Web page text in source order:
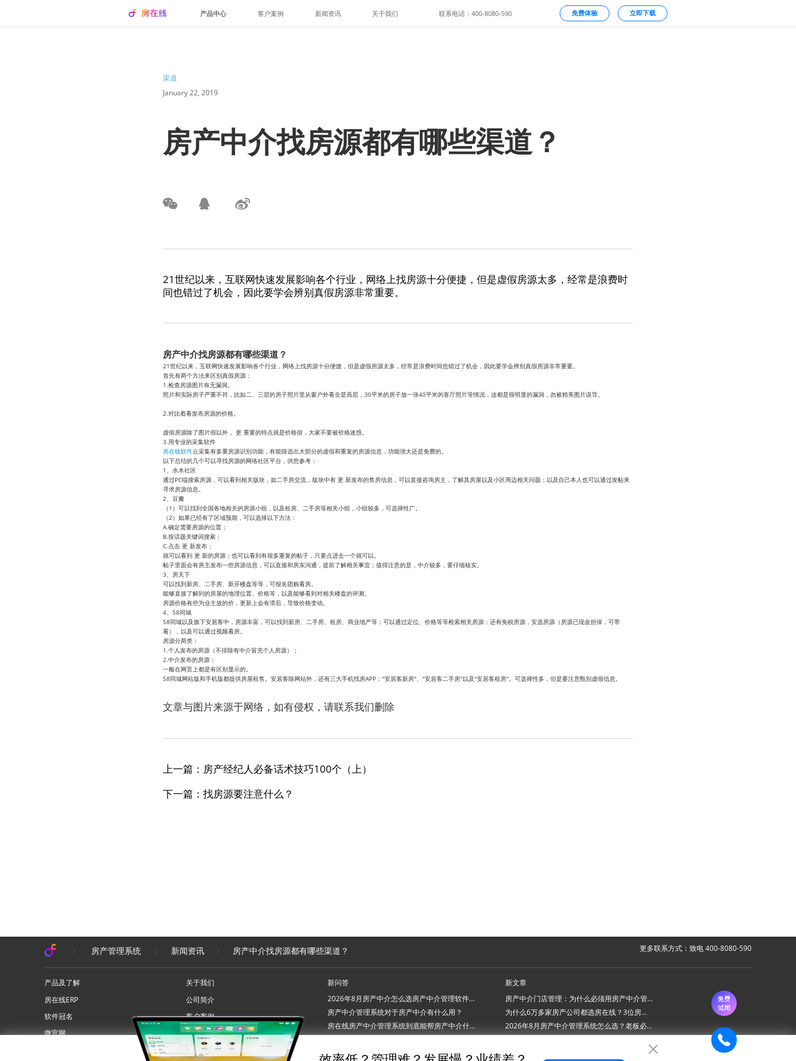
产品中心 客户案例 新闻资讯 关于我们 联系电话：400-8080-590 免费体验 立即下载
渠道
January 22, 2019
房产中介找房源都有哪些渠道？
21世纪以来，互联网快速发展影响各个行业，网络上找房源十分便捷，但是虚假房源太多，经常是浪费时
间也错过了机会，因此要学会辨别真假房源非常重要。
房产中介找房源都有哪些渠道？
21世纪以来，互联网快速发展影响各个行业，网络上找房源十分便捷，但是虚假房源太多，经常是浪费时间也错过了机会，因此要学会辨别真假房源非常重要。
首先有两个方法来区别真假房源：
1.检查房源图片有无漏洞。
照片和实际房子严重不符，比如二、三层的房子照片里从窗户外看全是高层，30平米的房子放一张40平米的客厅照片等情况，这都是很明显的漏洞，勿被精美图片误导。
2.对比着看发布房源的价格。
虚假房源除了图片假以外， 更 重要的特点就是价格假，大家不要被价格迷惑。
3.用专业的采集软件
房在线软件云采集有多重房源识别功能，有能筛选出大部分的虚假和重复的房源信息，功能强大还是免费的。
以下总结的几个可以寻找房源的网络社区平台，供您参考：
1、水木社区
通过PC端搜索房源，可以看到相关版块，如二手房交流，版块中有 更 新发布的售房信息，可以直接咨询房主，了解其房屋以及小区周边相关问题；以及自己本人也可以通过发帖来
寻求房源信息。
2、豆瓣
（1）可以找到全国各地相关的房源小组，以及租房、二手房等相关小组，小组较多，可选择性广。
（2）如果已经有了区域预期，可以选择以下方法：
A.确定需要房源的位置；
B.按话题关键词搜索；
C.点击 更 新发布；
就可以看到 更 新的房源；也可以看到有很多重复的帖子，只要点进去一个就可以。
帖子里面会有房主发布一些房源信息，可以直接和房东沟通，提前了解相关事宜；值得注意的是，中介较多，要仔细核实。
3、房天下
可以找到新房、二手房、新开楼盘等等，可报名团购看房。
能够直接了解到的房屋的地理位置、价格等，以及能够看到对相关楼盘的评测。
房源价格有些为业主放的价，更新上会有滞后，导致价格变动。
4、58同城
58同城以及旗下安居客中，房源丰富，可以找到新房、二手房、租房、商业地产等；可以通过定位、价格等等检索相关房源；还有免税房源，安选房源（房源已现金担保，可带
看），以及可以通过视频看房。
房源分两类：
1.个人发布的房源（不排除有中介冒充个人房源）；
2.中介发布的房源；
一般在网页上都是有区别显示的。
58同城网站版和手机版都提供房屋租售。安居客除网站外，还有三大手机找房APP："安居客新房"、"安居客二手房"以及"安居客租房"。可选择性多，但是要注意甄别虚假信息。
文章与图片来源于网络，如有侵权，请联系我们删除
上一篇：房产经纪人必备话术技巧100个（上）
下一篇：找房源要注意什么？
房产管理系统 新闻资讯 房产中介找房源都有哪些渠道？ 更多联系方式：致电 400-8080-590
产品及了解
房在线ERP
软件冠名
微官网
关于我们
公司简介
客户案例
联系我们
网站地图
新问答
2026年8月房产中介怎么选房产中介管理软件系统？
房产中介管理系统对于房产中介有什么用？
房在线房产中介管理系统到底能帮房产中介什么忙？
新文章
房产中介门店管理：为什么必须用房产中介管理系统？
为什么6万多家房产公司都选房在线？3位房产中介老板的真实心声
2026年8月房产中介管理系统怎么选？老板必看的“避坑六步法”